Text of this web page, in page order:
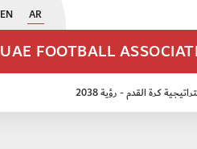
EN AR
UAE FOOTBALL
كرة القدم - رؤية 2038